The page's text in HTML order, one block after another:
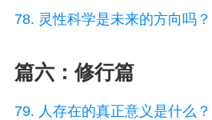
78. 灵性科学是未来的方向吗？
篇六：修行篇
79. 人存在的真正意义是什么？